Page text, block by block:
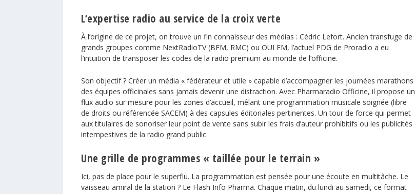
L’expertise radio au service de la croix verte
À l’origine de ce projet, on trouve un fin connaisseur des médias :Cédric Lefort. Ancien transfuge de
grands groupes comme NextRadioTV (BFM, RMC) ouOUI FM, l’actuel PDG de Proradio a eu
l’intuition de transposer les codes de la radio premium au monde de l’officine.
Son objectif ? Créer un média « fédérateur et utile » capable d’accompagner les journées marathons
des équipes officinales sans jamais devenir une distraction. Avec Pharmaradio Officine, il proposeun
flux audio sur mesure pour les zones d’accueil, mêlant une programmation musicale soignée (libre
de droits ou référencéeSACEM) à des capsules éditoriales pertinentes. Un tour de force qui permet
aux titulaires de sonoriser leur point de vente sans subir les frais d’auteur prohibitifs ou les publicités
intempestives de la radio grand public.
Une grille de programmes « taillée pour le terrain »
Ici, pas de place pour le superflu. La programmation est pensée pour une écoute en multitâche. Le
vaisseau amiral de la station ? Le Flash Info Pharma. Chaque matin, du lundi au samedi, ce format